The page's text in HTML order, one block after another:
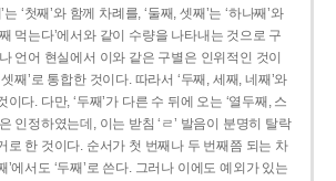
‘첫째’와 함께 차례를, ‘둘째, 셋째’는 ‘하나째’와
먹는다’에서와 같이 수량을 나타내는 것으로 구
언어 현실에서 이와 같은 구별은 인위적인 것이
째’로 통합한 것이다. 따라서 ‘두째, 세째, 네째’와
다. 다만, ‘두째’가 다른 수 뒤에 오는 ‘열두째, 스
인정하였는데, 이는 받침 ‘ㄹ’ 발음이 분명히 탈락
로 한 것이다. 순서가 첫 번째나 두 번째쯤 되는 차
’에서도 ‘두째’로 쓴다. 그러나 이에도 예외가 있는